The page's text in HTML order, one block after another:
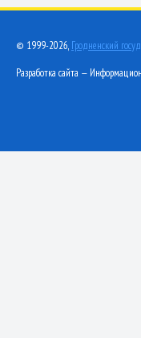
© 1999-2026, Гродненский
Разработка сайта —